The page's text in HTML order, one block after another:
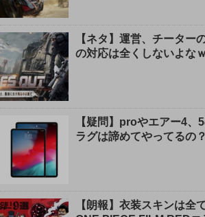
【ネタ】運営、チーター
の対応は全くしないよな
【疑問】proやエアー4、
ラグは諦めてやってるの
【朗報】衣装スキンは全